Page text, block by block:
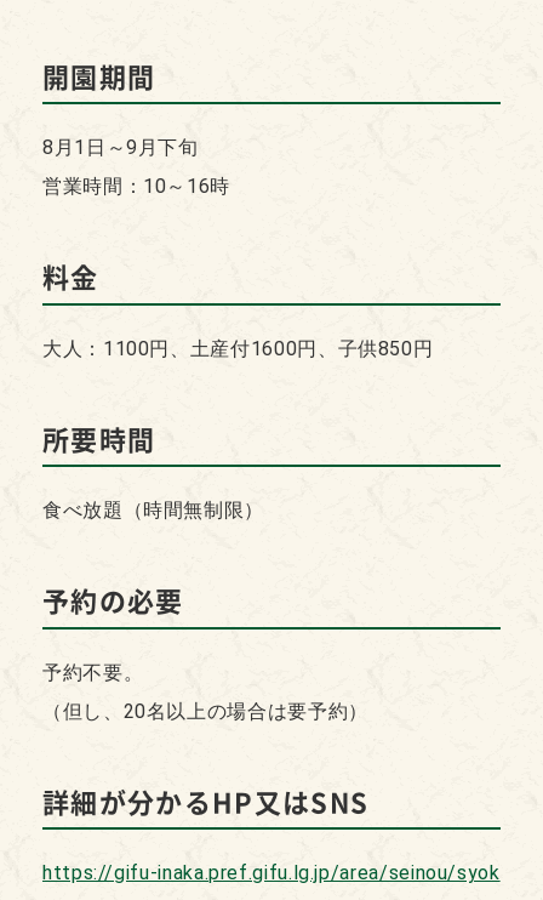
開園期間
8月1日～9月下旬
営業時間：10～16時
料金
大人：1100円、土産付1600円、子供850円
所要時間
食べ放題（時間無制限）
予約の必要
予約不要。
（但し、20名以上の場合は要予約）
詳細が分かるHP又はSNS
https://gifu-inaka.pref.gifu.lg.jp/area/seinou/syok